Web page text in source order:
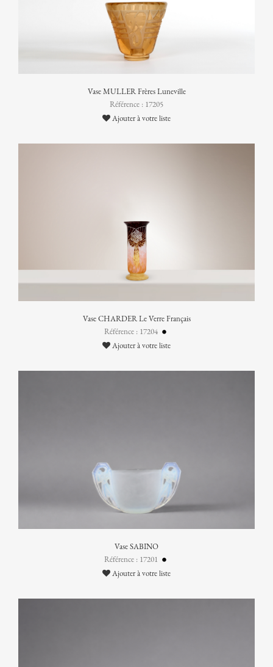
Vase MULLER Frères Luneville
Référence : 17205
Ajouter à votre liste
Vase CHARDER Le Verre Français
Référence : 17204
Ajouter à votre liste
Vase SABINO
Référence : 17201
Ajouter à votre liste